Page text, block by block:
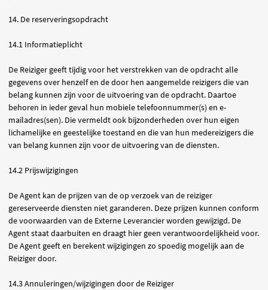
14. De reserveringsopdracht
14.1 Informatieplicht
De Reiziger geeft tijdig voor het verstrekken van de opdracht alle
gegevens over henzelf en de door hen aangemelde reizigers die van
belang kunnen zijn voor de uitvoering van de opdracht. Daartoe
behoren in ieder geval hun mobiele telefoonnummer(s) en e-
mailadres(sen). Die vermeldt ook bijzonderheden over hun eigen
lichamelijke en geestelijke toestand en die van hun medereizigers die
van belang kunnen zijn voor de uitvoering van de diensten.
14.2 Prijswijzigingen
De Agent kan de prijzen van de op verzoek van de reiziger
gereserveerde diensten niet garanderen. Deze prijzen kunnen conform
de voorwaarden van de Externe Leverancier worden gewijzigd. De
Agent staat daarbuiten en draagt hier geen verantwoordelijkheid voor.
De Agent geeft en berekent wijzigingen zo spoedig mogelijk aan de
Reiziger door.
14.3 Annuleringen/wijzigingen door de Reiziger